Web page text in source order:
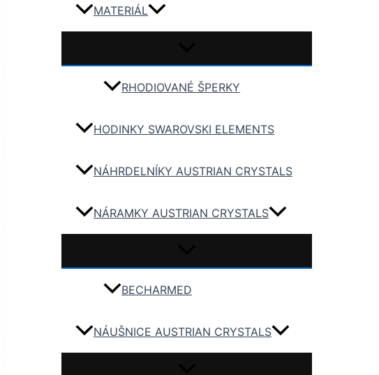
MATERIÁL
RHODIOVANÉ ŠPERKY
HODINKY SWAROVSKI ELEMENTS
NÁHRDELNÍKY AUSTRIAN CRYSTALS
NÁRAMKY AUSTRIAN CRYSTALS
BECHARMED
NÁUŠNICE AUSTRIAN CRYSTALS